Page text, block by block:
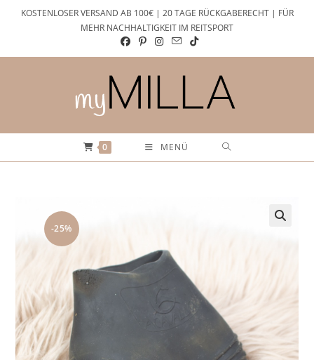
KOSTENLOSER VERSAND AB 100€ | 20 TAGE RÜCKGABERECHT | FÜR
MEHR NACHHALTIGKEIT IM REITSPORT
0 MENÜ
-25%